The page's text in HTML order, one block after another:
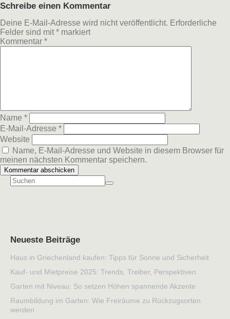
Schreibe einen Kommentar
Deine E-Mail-Adresse wird nicht veröffentlicht. Erforderliche
Felder sind mit * markiert
Kommentar *
Name *
E-Mail-Adresse *
Website
Name, E-Mail-Adresse und Website in diesem Browser für
meinen nächsten Kommentar speichern.
Neueste Beiträge
Haus in Griechenland kaufen: Tipps für Sonne und Sicherheit
Kauf- und Mietpreise 2025: Trends, Treiber, Perspektiven
Garten mit Niveau: So setzen Höhen spannende Akzente
Raumbildung im Garten: Wie Freiräume zu Rückzugsorten
werden